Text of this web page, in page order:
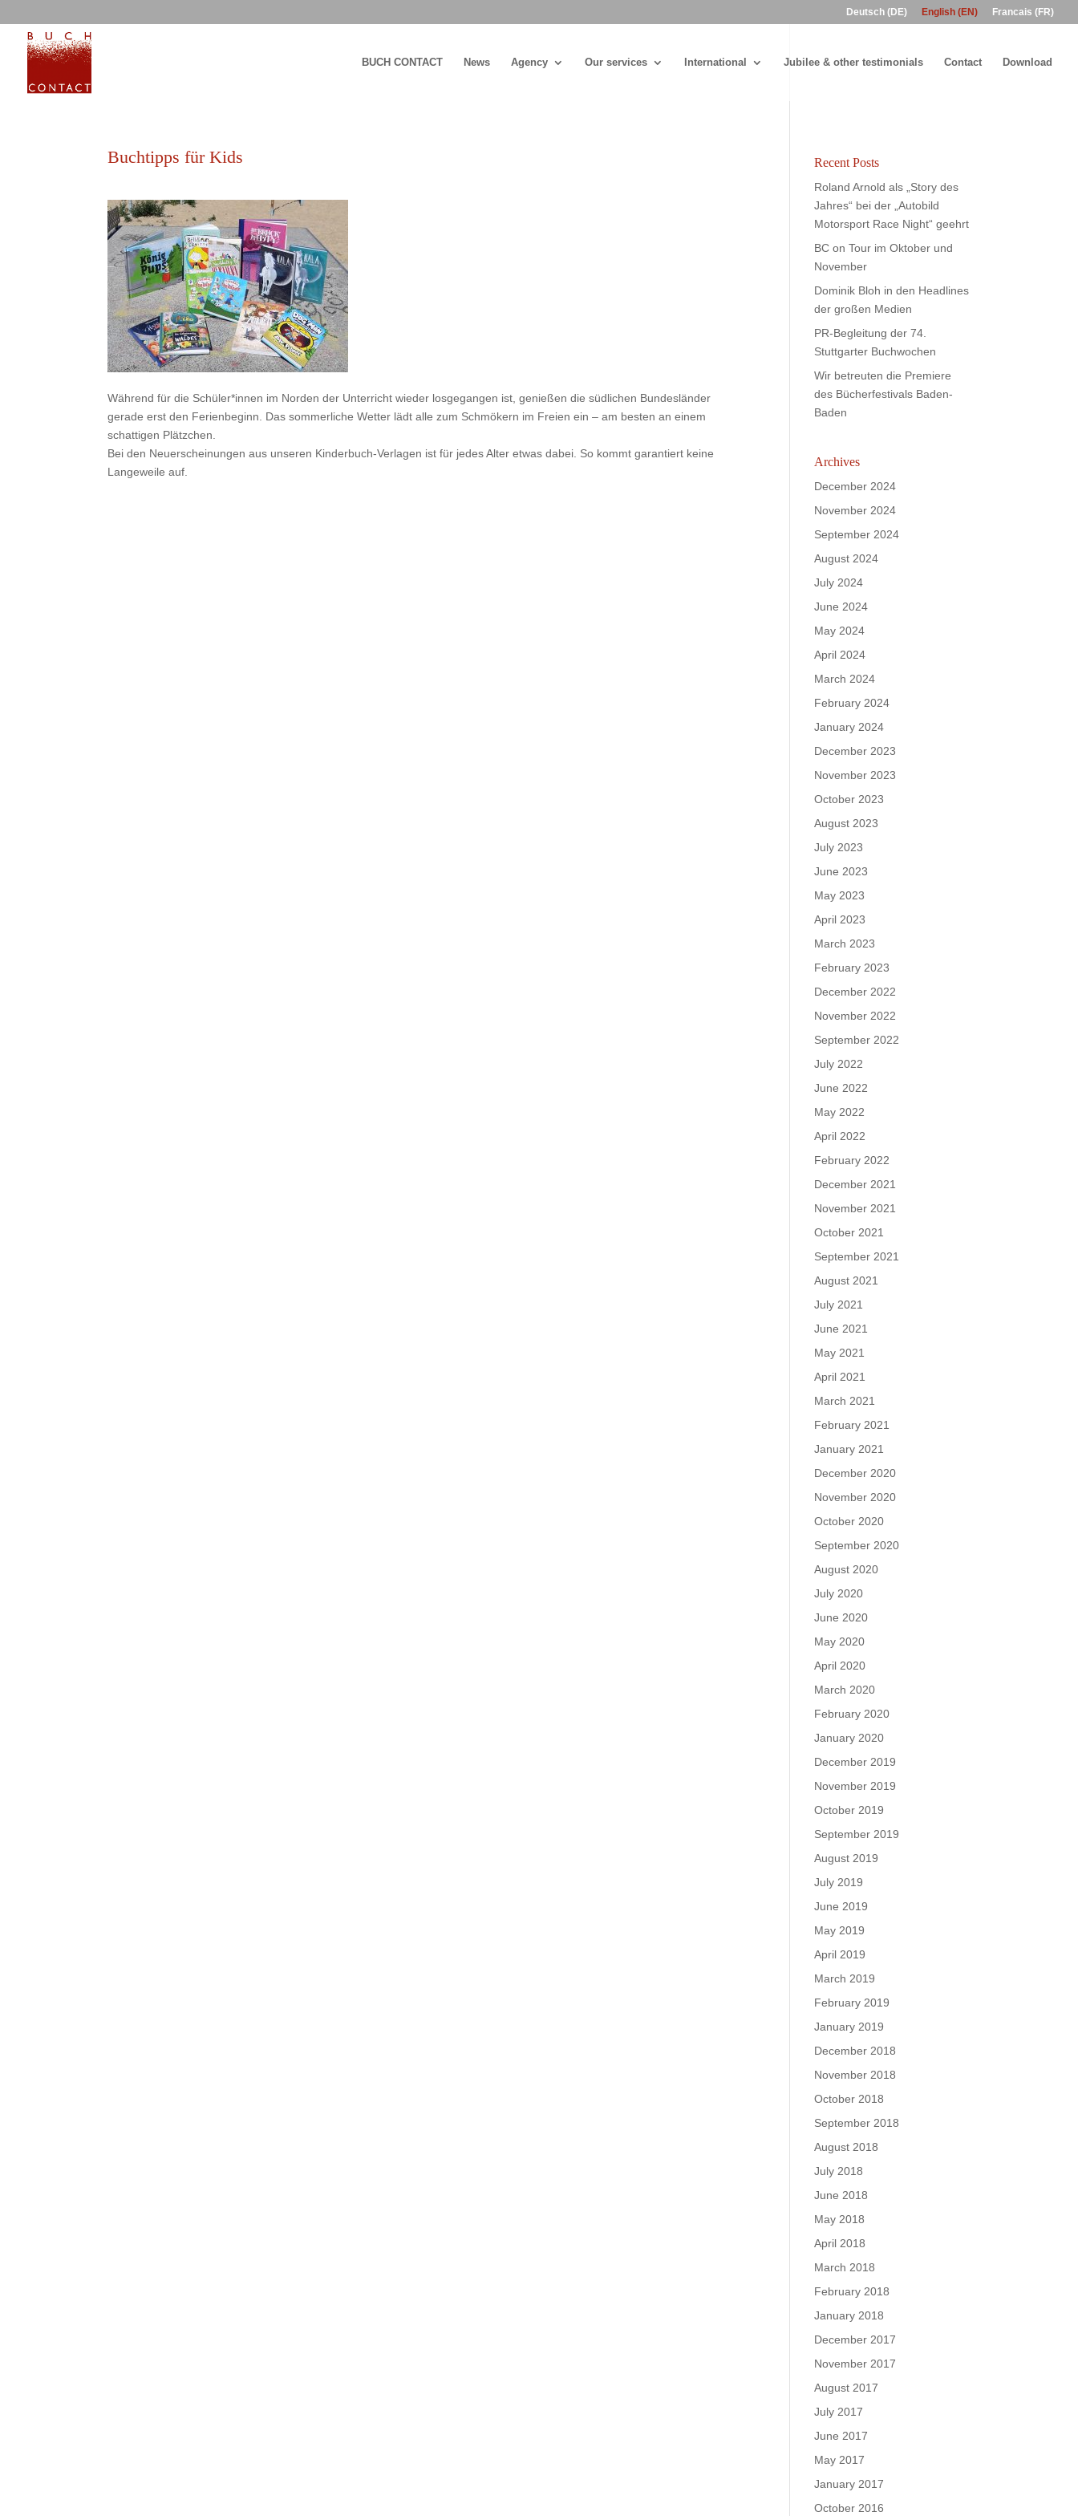
Deutsch (DE) English (EN) Francais (FR)
BUCH CONTACT News Agency Our services International Jubilee & other testimonials Contact Download
Buchtipps für Kids
Während für die Schüler*innen im Norden der Unterricht wieder losgegangen ist, genießen die südlichen Bundesländer
gerade erst den Ferienbeginn. Das sommerliche Wetter lädt alle zum Schmökern im Freien ein – am besten an einem
schattigen Plätzchen.
Bei den Neuerscheinungen aus unseren Kinderbuch-Verlagen ist für jedes Alter etwas dabei. So kommt garantiert keine
Langeweile auf.
Recent Posts
Roland Arnold als „Story des
Jahres“ bei der „Autobild
Motorsport Race Night“ geehrt
BC on Tour im Oktober und
November
Dominik Bloh in den Headlines
der großen Medien
PR-Begleitung der 74.
Stuttgarter Buchwochen
Wir betreuten die Premiere
des Bücherfestivals Baden-
Baden
Archives
December 2024
November 2024
September 2024
August 2024
July 2024
June 2024
May 2024
April 2024
March 2024
February 2024
January 2024
December 2023
November 2023
October 2023
August 2023
July 2023
June 2023
May 2023
April 2023
March 2023
February 2023
December 2022
November 2022
September 2022
July 2022
June 2022
May 2022
April 2022
February 2022
December 2021
November 2021
October 2021
September 2021
August 2021
July 2021
June 2021
May 2021
April 2021
March 2021
February 2021
January 2021
December 2020
November 2020
October 2020
September 2020
August 2020
July 2020
June 2020
May 2020
April 2020
March 2020
February 2020
January 2020
December 2019
November 2019
October 2019
September 2019
August 2019
July 2019
June 2019
May 2019
April 2019
March 2019
February 2019
January 2019
December 2018
November 2018
October 2018
September 2018
August 2018
July 2018
June 2018
May 2018
April 2018
March 2018
February 2018
January 2018
December 2017
November 2017
August 2017
July 2017
June 2017
May 2017
January 2017
October 2016